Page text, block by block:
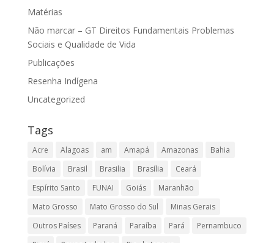
Matérias
Não marcar – GT Direitos Fundamentais Problemas
Sociais e Qualidade de Vida
Publicações
Resenha Indígena
Uncategorized
Tags
Acre Alagoas am Amapá Amazonas
Bahia
Bolívia
Brasil Brasilia Brasília
Ceará
Espírito Santo
FUNAI Goiás
Maranhão
Mato Grosso
Mato Grosso do Sul
Minas Gerais
Outros Países
Paraná Paraíba Pará
Pernambuco